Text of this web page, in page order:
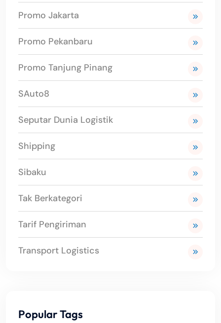
Promo Jakarta
Promo Pekanbaru
Promo Tanjung Pinang
SAuto8
Seputar Dunia Logistik
Shipping
Sibaku
Tak Berkategori
Tarif Pengiriman
Transport Logistics
Popular Tags